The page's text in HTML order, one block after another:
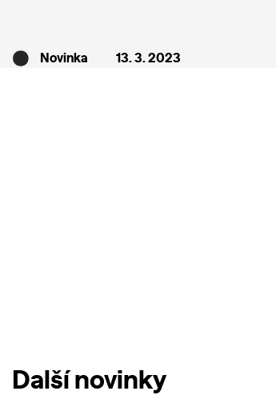
Novinka 13. 3. 2023
Další novinky